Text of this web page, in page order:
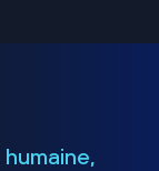
humaine,